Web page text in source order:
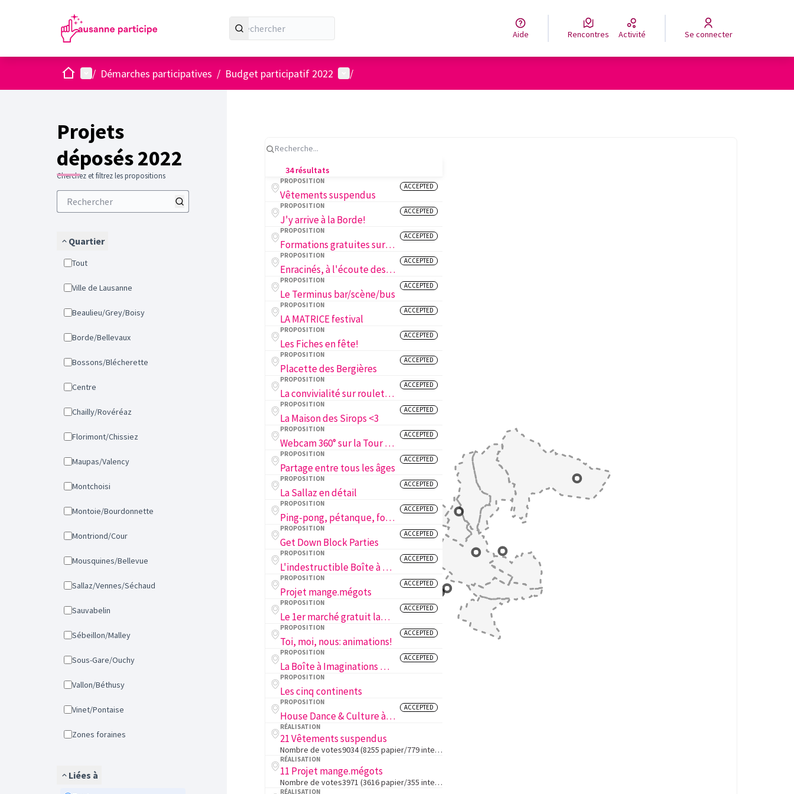
Aide Rencontres Activité Se connecter
AccueilMenu principal
/ Démarches participatives / Budget participatif 2022 Menu utilisateur
/
Projets
déposés 2022
Cherchez et filtrez les propositions
Quartier
Tout
Ville de Lausanne
Beaulieu/Grey/Boisy
Borde/Bellevaux
Bossons/Blécherette
Centre
Chailly/Rovéréaz
Florimont/Chissiez
Maupas/Valency
Montchoisi
Montoie/Bourdonnette
Montriond/Cour
Mousquines/Bellevue
Sallaz/Vennes/Séchaud
Sauvabelin
Sébeillon/Malley
Sous-Gare/Ouchy
Vallon/Béthusy
Vinet/Pontaise
Zones foraines
Liées à
34 résultats
PROPOSITION
Vêtements suspendus
ACCEPTED
PROPOSITION
J'y arrive à la Borde!
ACCEPTED
PROPOSITION
Formations gratuites sur la biodiversité des insectes en ville
ACCEPTED
PROPOSITION
Enracinés, à l'écoute des arbres de la ville
ACCEPTED
PROPOSITION
Le Terminus bar/scène/bus
ACCEPTED
PROPOSITION
LA MATRICE festival
ACCEPTED
PROPOSITION
Les Fiches en fête!
ACCEPTED
PROPOSITION
Placette des Bergières
ACCEPTED
PROPOSITION
La convivialité sur roulettes !
ACCEPTED
PROPOSITION
La Maison des Sirops <3
ACCEPTED
PROPOSITION
Webcam 360° sur la Tour de Sauvabelin
ACCEPTED
PROPOSITION
Partage entre tous les âges
ACCEPTED
PROPOSITION
La Sallaz en détail
ACCEPTED
PROPOSITION
Ping-pong, pétanque, foot et basket aux Fiches Nord!
ACCEPTED
PROPOSITION
Get Down Block Parties
ACCEPTED
PROPOSITION
L'indestructible Boîte à Livres
ACCEPTED
PROPOSITION
Projet mange.mégots
ACCEPTED
PROPOSITION
Le 1er marché gratuit lausannois
ACCEPTED
PROPOSITION
Toi, moi, nous: animations!
ACCEPTED
PROPOSITION
La Boîte à Imaginations & La Boîte des Changes
ACCEPTED
PROPOSITION
Les cinq continents
PROPOSITION
House Dance & Culture à Lausanne
ACCEPTED
RÉALISATION
21 Vêtements suspendus
Nombre de votes9034 (8255 papier/779 internet)1. Le projet en deux lignesConstruire une penderie dans l'espace public dans laquelle déposer ou prendre des vêtements chauds en période hivernale.2. L'objectif du projetFavoriser la solidarité envers les…
RÉALISATION
11 Projet mange.mégots
Nombre de votes3971 (3616 papier/355 internet)1. Le projet en deux lignesProjet Interdisciplinaire entre apprenti.e.s qui est un cendrier avec broyeur intégré.2. L'objectif du projetL'objectif est de réduire les mégots de cigarettes au sol. Nous viso…
RÉALISATION